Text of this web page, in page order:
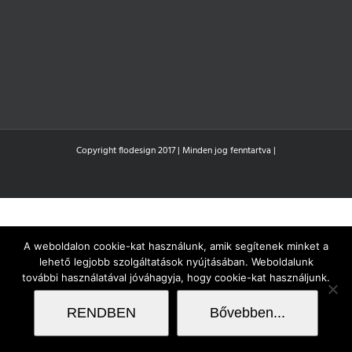
Copyright flodesign 2017 | Minden jog fenntartva |
A weboldalon cookie-kat használunk, amik segítenek minket a
lehető legjobb szolgáltatások nyújtásában. Weboldalunk
további használatával jóváhagyja, hogy cookie-kat használjunk.
RENDBEN Bővebben...